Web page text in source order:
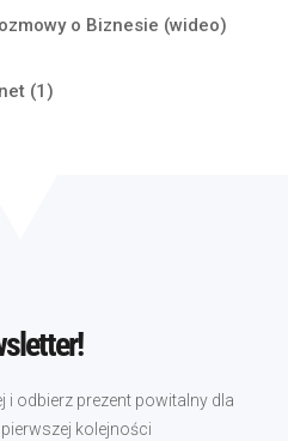
o Biznesie (wideo)
(1)
i odbierz prezent powitalny dla
kolejności